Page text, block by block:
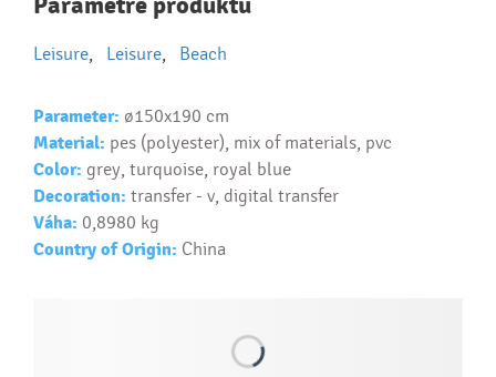
reklamných predmetov
Ako realizujete potlač na reklamné premedy?
Ako si vybrať správny predmet?
Text...
Leisure Leisure Beach
Parameter: ø150x190 cm
Material: pes (polyester), mix of materials, pvc
Color: grey, turquoise, royal blue
Decoration: transfer - v, digital transfer
Váha: 0,8980 kg
Country of Origin: China